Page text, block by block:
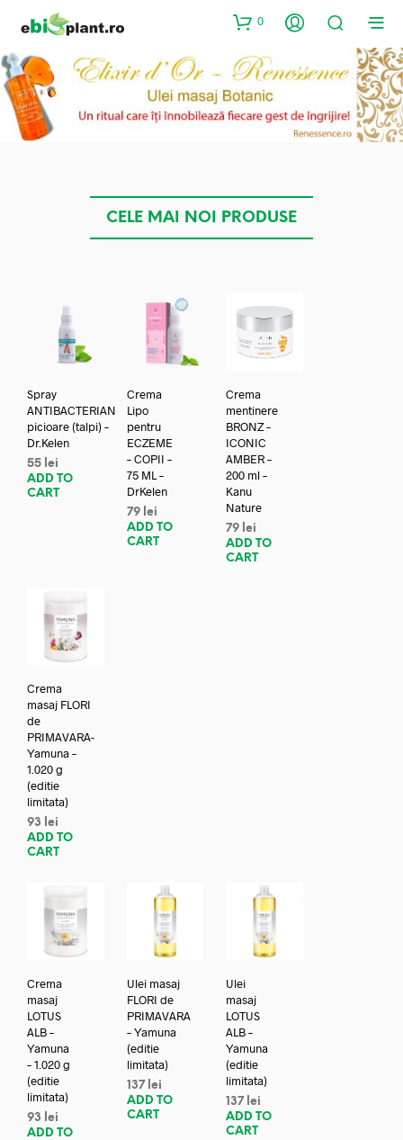
0
CELE MAI NOI PRODUSE
Spray
ANTIBACTERIAN
picioare (talpi) –
Dr.Kelen
55 lei
ADD TO
CART
Crema
Lipo
pentru
ECZEME
– COPII –
75 ML –
DrKelen
79 lei
ADD TO
CART
Crema
mentinere
BRONZ –
ICONIC
AMBER –
200 ml –
Kanu
Nature
79 lei
ADD TO
CART
Crema
masaj FLORI
de
PRIMAVARA-
Yamuna –
1.020 g
(editie
limitata)
93
lei
ADD TO
CART
Crema
masaj
LOTUS
ALB –
Yamuna
– 1.020 g
(editie
limitata)
93
lei
ADD TO
Ulei masaj
FLORI de
PRIMAVARA
– Yamuna
(editie
limitata)
137 lei
ADD TO
CART
Ulei
masaj
LOTUS
ALB –
Yamuna
(editie
limitata)
137 lei
ADD TO
CART